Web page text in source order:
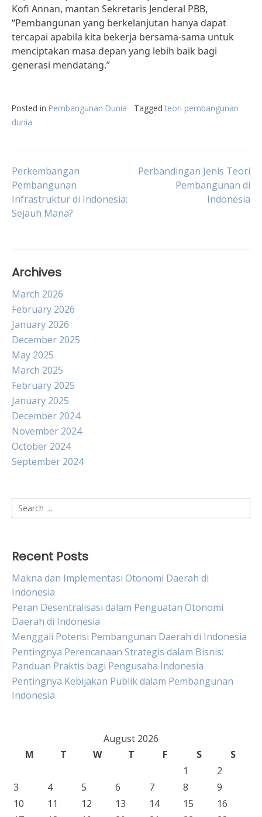
Kofi Annan, mantan Sekretaris Jenderal PBB,
“Pembangunan yang berkelanjutan hanya dapat
tercapai apabila kita bekerja bersama-sama untuk
menciptakan masa depan yang lebih baik bagi
generasi mendatang.”
Posted in Pembangunan Dunia Tagged teori pembangunan
dunia
Post
navigation
Perkembangan
Pembangunan
Infrastruktur di Indonesia:
Sejauh Mana?
Perbandingan Jenis Teori
Pembangunan di
Indonesia
Archives
March 2026
February 2026
January 2026
December 2025
May 2025
March 2025
February 2025
January 2025
December 2024
November 2024
October 2024
September 2024
Search
for:
Recent Posts
Makna dan Implementasi Otonomi Daerah di
Indonesia
Peran Desentralisasi dalam Penguatan Otonomi
Daerah di Indonesia
Menggali Potensi Pembangunan Daerah di Indonesia
Pentingnya Perencanaan Strategis dalam Bisnis:
Panduan Praktis bagi Pengusaha Indonesia
Pentingnya Kebijakan Publik dalam Pembangunan
Indonesia
August 2026
M
T W T F S
S
1
2
3
4 5 6 7 8
9
10
11 12 13 14 15
16